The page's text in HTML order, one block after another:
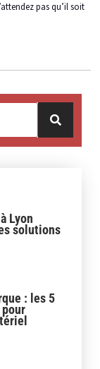
Lyon
solutions
: les 5
pas qu’il soit